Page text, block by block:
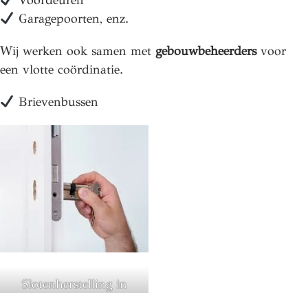
Garagepoorten, enz.
Wij werken ook samen met gebouwbeheerdersvoor
een vlotte coördinatie.
Brievenbussen
Slotenherstelling in